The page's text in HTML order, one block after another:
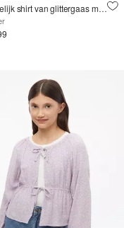
Feestelijk shirt van glittergaas met ruches